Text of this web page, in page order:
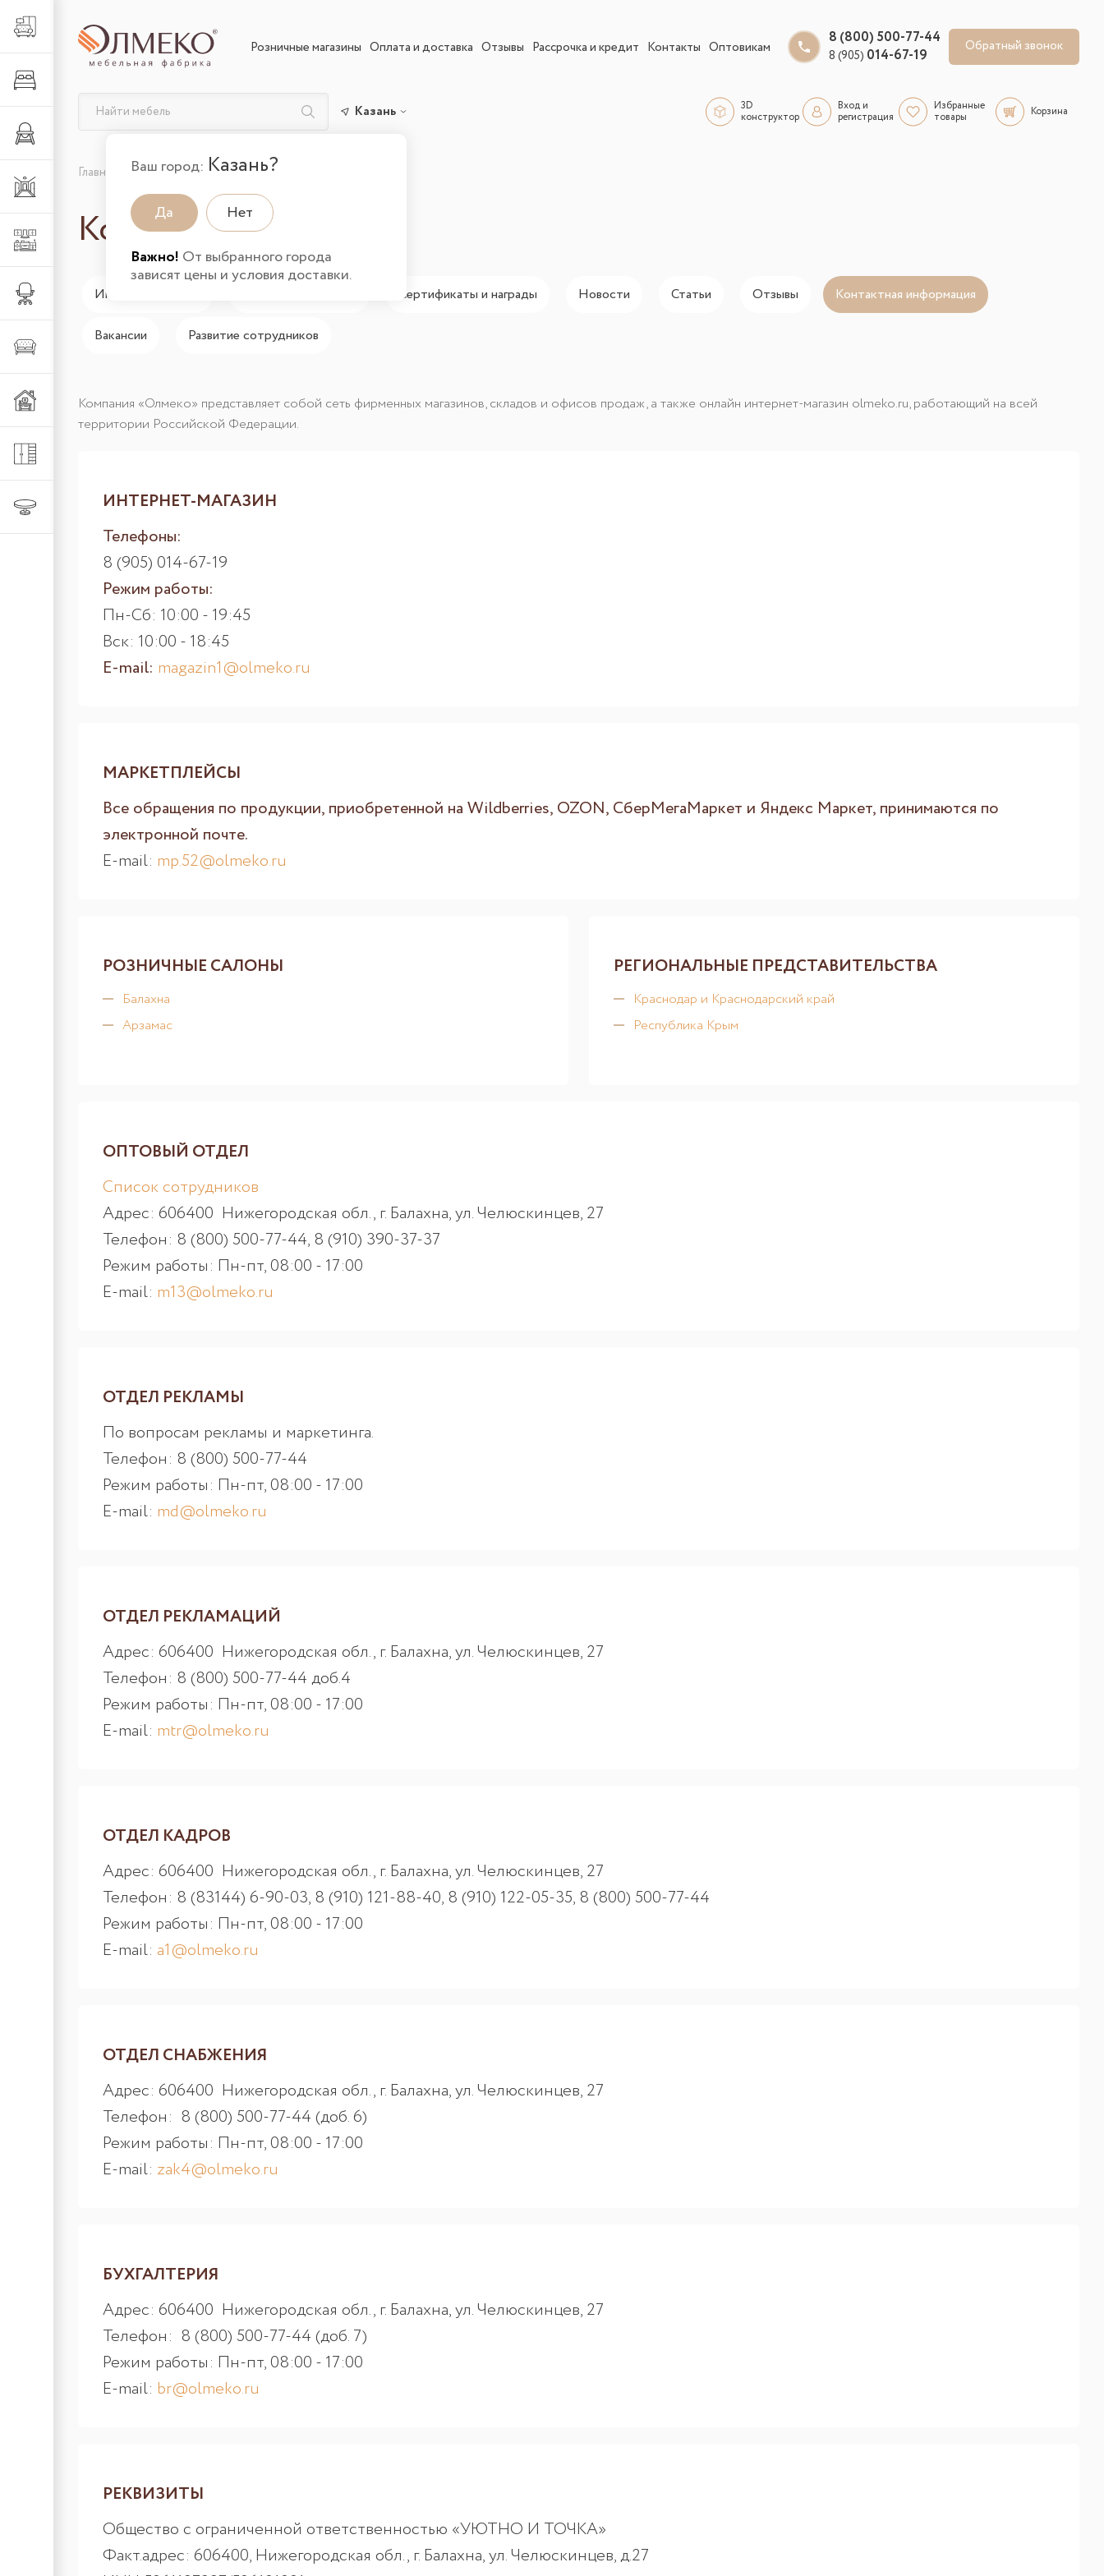
Гостиная
Детская
Кухня
Офис
Мебель из металла
Столы и стулья
Розничные магазины Оплата и доставка Отзывы Рассрочка и кредит Контакты Оптовикам
8 (800) 500-77-44
8 (905) 014-67-19 Обратный звонок
Казань
Ваш город: Казань?
Да Нет
Важно! От выбранного города
зависят цены и условия доставки.
3D
конструктор
Вход и
регистрация
Избранные
товары
Корзина
Главная О компании Контакты
Контакты
Интернет-магазин Сертификаты и награды Новости Статьи Отзывы Контактная информация
Вакансии Развитие сотрудников
Компания «Олмеко» представляет собой сеть фирменных магазинов, складов и офисов продаж, а также онлайн интернет-магазин olmeko.ru, работающий на всей
территории Российской Федерации.
ИНТЕРНЕТ-МАГАЗИН
Телефоны:
8 (905) 014-67-19
Режим работы:
Пн-Сб: 10:00 - 19:45
Вск: 10:00 - 18:45
E-mail: magazin1@olmeko.ru
МАРКЕТПЛЕЙСЫ
Все обращения по продукции, приобретенной на Wildberries, OZON, СберМегаМаркет и Яндекс Маркет, принимаются по
электронной почте.
E-mail: mp.52@olmeko.ru
РОЗНИЧНЫЕ САЛОНЫ
Балахна
Арзамас
РЕГИОНАЛЬНЫЕ ПРЕДСТАВИТЕЛЬСТВА
Краснодар и Краснодарский край
Республика Крым
ОПТОВЫЙ ОТДЕЛ
Список сотрудников
Адрес: 606400 Нижегородская обл., г. Балахна, ул. Челюскинцев, 27
Телефон: 8 (800) 500-77-44, 8 (910) 390-37-37
Режим работы: Пн-пт, 08:00 - 17:00
E-mail: m13@olmeko.ru
ОТДЕЛ РЕКЛАМЫ
По вопросам рекламы и маркетинга.
Телефон: 8 (800) 500-77-44
Режим работы: Пн-пт, 08:00 - 17:00
E-mail: md@olmeko.ru
ОТДЕЛ РЕКЛАМАЦИЙ
Адрес: 606400 Нижегородская обл., г. Балахна, ул. Челюскинцев, 27
Телефон: 8 (800) 500-77-44 доб.4
Режим работы: Пн-пт, 08:00 - 17:00
E-mail: mtr@olmeko.ru
ОТДЕЛ КАДРОВ
Адрес: 606400 Нижегородская обл., г. Балахна, ул. Челюскинцев, 27
Телефон: 8 (83144) 6-90-03, 8 (910) 121-88-40, 8 (910) 122-05-35, 8 (800) 500-77-44
Режим работы: Пн-пт, 08:00 - 17:00
E-mail: a1@olmeko.ru
ОТДЕЛ СНАБЖЕНИЯ
Адрес: 606400 Нижегородская обл., г. Балахна, ул. Челюскинцев, 27
Телефон: 8 (800) 500-77-44 (доб. 6)
Режим работы: Пн-пт, 08:00 - 17:00
E-mail: zak4@olmeko.ru
БУХГАЛТЕРИЯ
Адрес: 606400 Нижегородская обл., г. Балахна, ул. Челюскинцев, 27
Телефон: 8 (800) 500-77-44 (доб. 7)
Режим работы: Пн-пт, 08:00 - 17:00
E-mail: br@olmeko.ru
РЕКВИЗИТЫ
Общество с ограниченной ответственностью «УЮТНО И ТОЧКА»
Факт.адрес: 606400, Нижегородская обл., г. Балахна, ул. Челюскинцев, д.27